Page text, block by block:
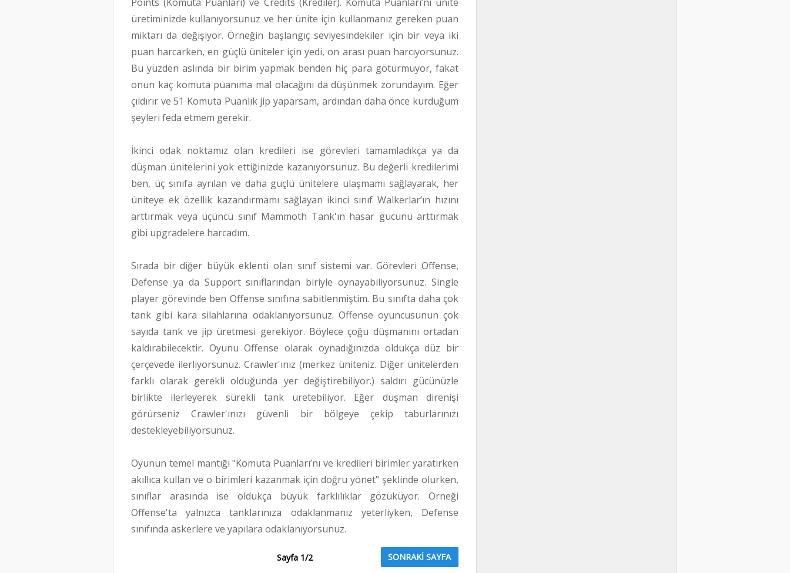
üretiminizde kullanıyorsunuz ve her ünite için kullanmanız gereken puan
miktarı da değişiyor. Örneğin başlangıç seviyesindekiler için bir veya iki
puan harcarken, en güçlü üniteler için yedi, on arası puan harcıyorsunuz.
Bu yüzden aslında bir birim yapmak benden hiç para götürmüyor, fakat
onun kaç komuta puanıma mal olacağını da düşünmek zorundayım. Eğer
çıldırır ve 51 Komuta Puanlık jip yaparsam, ardından daha önce kurduğum
şeyleri feda etmem gerekir.
İkinci odak noktamız olan kredileri ise görevleri tamamladıkça ya da
düşman ünitelerini yok ettiğinizde kazanıyorsunuz. Bu değerli kredilerimi
ben, üç sınıfa ayrılan ve daha güçlü ünitelere ulaşmamı sağlayarak, her
üniteye ek özellik kazandırmamı sağlayan ikinci sınıf Walkerlar’ın hızını
arttırmak veya üçüncü sınıf Mammoth Tank'ın hasar gücünü arttırmak
gibi upgradelere harcadım.
Sırada bir diğer büyük eklenti olan sınıf sistemi var. Görevleri Offense,
Defense ya da Support sınıflarından biriyle oynayabiliyorsunuz. Single
player görevinde ben Offense sınıfına sabitlenmiştim. Bu sınıfta daha çok
tank gibi kara silahlarına odaklanıyorsunuz. Offense oyuncusunun çok
sayıda tank ve jip üretmesi gerekiyor. Böylece çoğu düşmanını ortadan
kaldırabilecektir. Oyunu Offense olarak oynadığınızda oldukça düz bir
çerçevede ilerliyorsunuz. Crawler'ınız (merkez üniteniz. Diğer ünitelerden
farklı olarak gerekli olduğunda yer değiştirebiliyor.) saldırı gücünüzle
birlikte ilerleyerek sürekli tank üretebiliyor. Eğer düşman direnişi
görürseniz Crawler'ınızı güvenli bir bölgeye çekip taburlarınızı
destekleyebiliyorsunuz.
Oyunun temel mantığı "Komuta Puanları’nı ve kredileri birimler yaratırken
akıllıca kullan ve o birimleri kazanmak için doğru yönet" şeklinde olurken,
sınıflar arasında ise oldukça büyük farklılıklar gözüküyor. Örneği
Offense'ta yalnızca tanklarınıza odaklanmanız yeterliyken, Defense
sınıfında askerlere ve yapılara odaklanıyorsunuz.
Sayfa 1/2 SONRAKİ SAYFA